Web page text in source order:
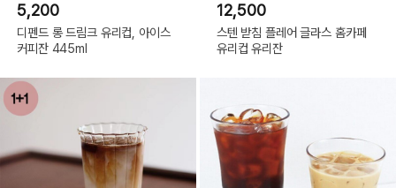
5,200
디펜드 롱 드림크 유리컵, 아이스
커피잔 445ml
12,500
스텐 받침 플레어 글라스 홈카페
유리컵 유리잔